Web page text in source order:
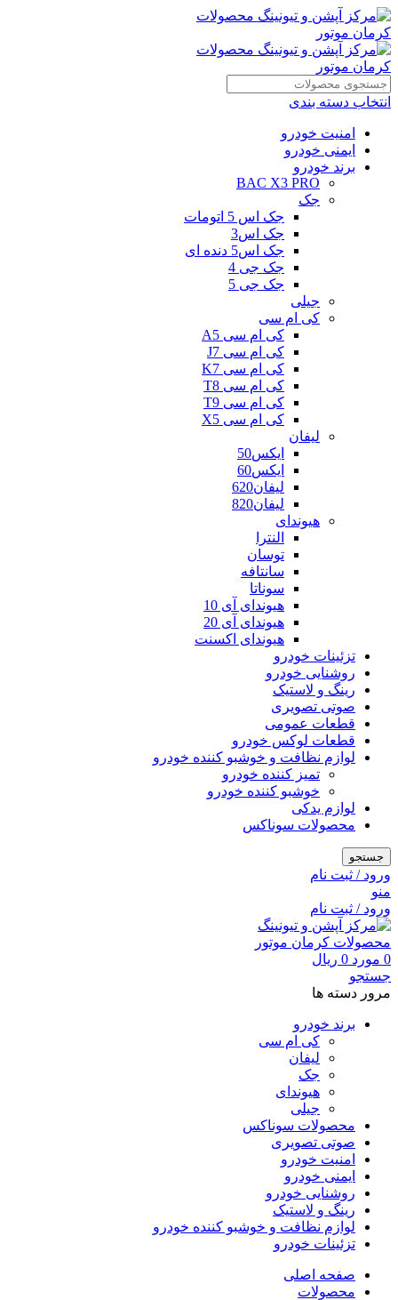
انتخاب دسته بندی
امنیت خودرو
ایمنی خودرو
برند خودرو
BAC X3 PRO
جک
جک اس 5 اتومات
جک اس3
جک اس5 دنده ای
جک جی 4
جک جی 5
جیلی
کی ام سی
کی ام سی A5
کی ام سی J7
کی ام سی K7
کی ام سی T8
کی ام سی T9
کی ام سی X5
لیفان
ایکس50
ایکس60
لیفان620
لیفان820
هیوندای
النترا
توسان
سانتافه
سوناتا
هیوندای آی 10
هیوندای آی 20
هیوندای اکسنت
تزئینات خودرو
روشنایی خودرو
رینگ و لاستیک
صوتی تصویری
قطعات عمومی
قطعات لوکس خودرو
لوازم نظافت و خوشبو کننده خودرو
تمیز کننده خودرو
خوشبو کننده خودرو
لوازم یدکی
محصولات سوناکس
جستجو
ورود / ثبت نام
منو
ورود / ثبت نام
0 مورد 0 ریال
جستجو
مرور دسته ها
برند خودرو
کی ام سی
لیفان
جک
هیوندای
جیلی
محصولات سوناکس
صوتی تصویری
امنیت خودرو
ایمنی خودرو
روشنایی خودرو
رینگ و لاستیک
لوازم نظافت و خوشبو کننده خودرو
تزئینات خودرو
صفحه اصلی
محصولات